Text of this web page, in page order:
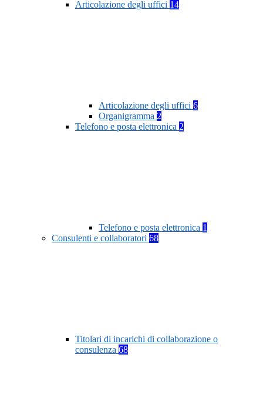
Articolazione degli uffici 14
Articolazione degli uffici 6
Organigramma 2
Telefono e posta elettronica 2
Telefono e posta elettronica 1
Consulenti e collaboratori 68
Titolari di incarichi di collaborazione o
consulenza 68